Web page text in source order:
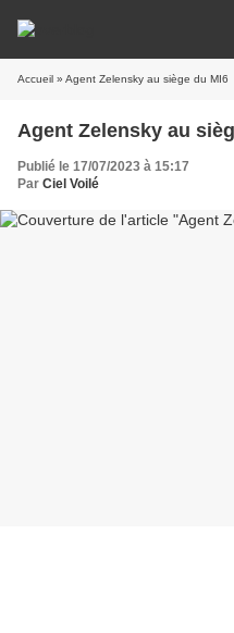
Accueil » Agent Zelensky au siège du MI6
Agent Zelensky au
Publié le 17/07/2023 à 15:17
Par Ciel Voilé